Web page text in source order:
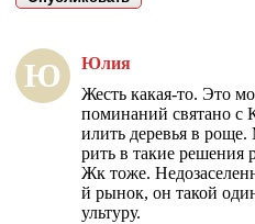
Ю Юлия
Жесть какая-то. Это
поминаний святано
илить деревья в роще.
рить в такие решения
Жк тоже.
й рынок, он такой
ультуру.